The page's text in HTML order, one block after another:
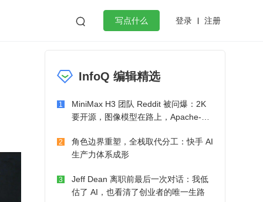
 写点什么 登录 注册
微服务架构 flutter
InfoQ 编辑精选
1
MiniMax H3 团队 Reddit 被问爆：2K
要开源，图像模型在路上，Apache-2.0
2
角色边界重塑，全栈取代分工：快手 AI
生产力体系成形
3
Jeff Dean 离职前最后一次对话：我低
估了 AI，也看清了创业者的唯一生路